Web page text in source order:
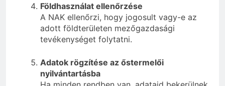
Földhasználat ellenőrzése
A NAK ellenőrzi, hogy jogosult vagy-e az
adott földterületen mezőgazdasági
tevékenységet folytatni.
Adatok rögzítése az őstermelői
nyilvántartásba